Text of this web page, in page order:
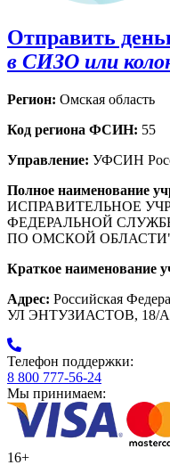
Отправить
в СИЗО или
Регион: Омская область
Код региона ФСИН: 55
Управление: УФСИН
Полное наименование
ИСПРАВИТЕЛЬНОЕ
ФЕДЕРАЛЬНОЙ
ПО ОМСКОЙ
Краткое наименование
Адрес: Российская
УЛ ЭНТУЗИАСТОВ, 18/А
Телефон поддержки:
8 800 777-56-24
Мы принимаем:
16+